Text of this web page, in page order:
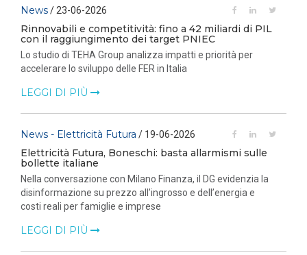
News/ 23-06-2026
Rinnovabili e competitività: fino a 42 miliardi di PIL
con il raggiungimento dei target PNIEC
Lo studio di TEHA Group analizza impatti e priorità per
accelerare lo sviluppo delle FER in Italia
LEGGI DI PIÙ
News - Elettricità Futura / 19-06-2026
Elettricità Futura, Boneschi: basta allarmismi sulle
bollette italiane
Nella conversazione con Milano Finanza, il DG evidenzia la
disinformazione su prezzo all’ingrosso e dell’energia e
costi reali per famiglie e imprese
LEGGI DI PIÙ